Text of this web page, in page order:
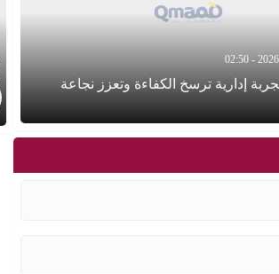
إدارية ترسخ الكفاءة وتعزز نجاعة